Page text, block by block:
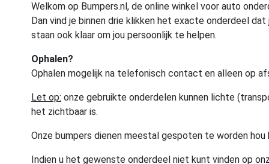
Welkom op Bumpers.nl, de online winkel voor auto
Dan vind je binnen drie klikken het exacte onderdeel
staan ook klaar om jou persoonlijk te helpen.
Ophalen?
Ophalen mogelijk na telefonisch contact en alleen op
Let op: onze gebruikte onderdelen kunnen lichte
het zichtbaar is.
Onze bumpers dienen meestal gespoten te worden hou
Indien u het gewenste onderdeel niet kunt vinden op